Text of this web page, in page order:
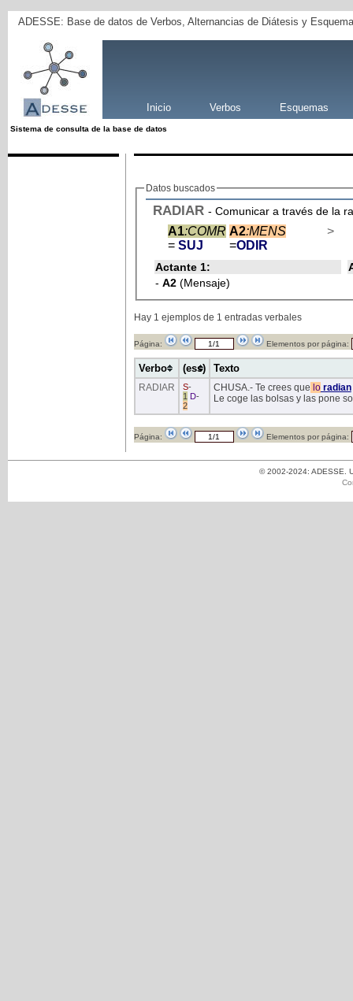
ADESSE: Base de datos de Verbos, Alternancias de Diátesis y
Inicio Verbos Esquemas
Sistema de consulta de la base de datos
Datos buscados
RADIAR - Comunicar a través de la
A1:COMR
= SUJ
A2:MENS
=ODIR
>
Actante 1:
- A2 (Mensaje)
Hay 1 ejemplos de 1 entradas verbales
Página: Elementos por página:
Verbo (ess) Texto
RADIAR S-
1
D-
2
CHUSA.- Te crees que loradian
Le coge las bolsas y las pone
Página: Elementos por página:
© 2002-2024: ADESSE.